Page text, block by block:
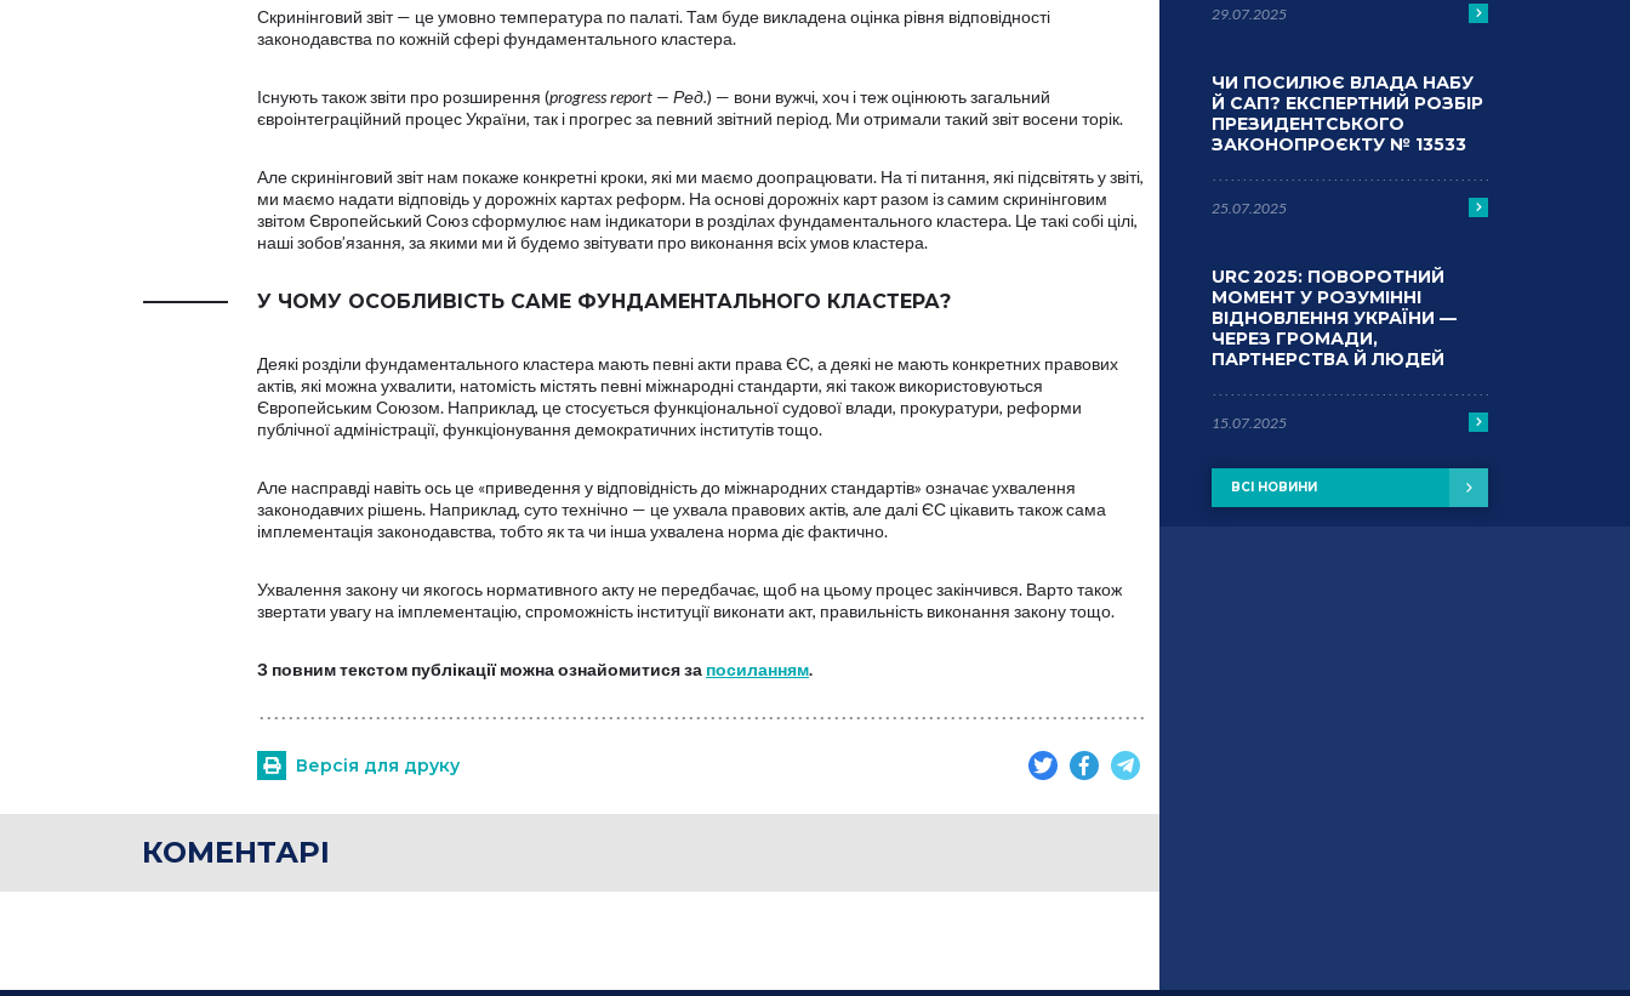
Скринінговий звіт — це умовно температура по палаті. Там буде викладена оцінка рівня відповідності
законодавства по кожній сфері фундаментального кластера.
Існують також звіти про розширення (progress report — Ред.) — вони вужчі, хоч і теж оцінюють загальний
євроінтеграційний процес України, так і прогрес за певний звітний період. Ми отримали такий звіт восени торік.
Але скринінговий звіт нам покаже конкретні кроки, які ми маємо доопрацювати. На ті питання, які підсвітять у звіті,
ми маємо надати відповідь у дорожніх картах реформ. На основі дорожніх карт разом із самим скринінговим
звітом Європейський Союз сформулює нам індикатори в розділах фундаментального кластера. Це такі собі цілі,
наші зобов’язання, за якими ми й будемо звітувати про виконання всіх умов кластера.
У ЧОМУ ОСОБЛИВІСТЬ САМЕ ФУНДАМЕНТАЛЬНОГО КЛАСТЕРА?
Деякі розділи фундаментального кластера мають певні акти права ЄС, а деякі не мають конкретних правових
актів, які можна ухвалити, натомість містять певні міжнародні стандарти, які також використовуються
Європейським Союзом. Наприклад, це стосується функціональної судової влади, прокуратури, реформи
публічної адміністрації, функціонування демократичних інститутів тощо.
Але насправді навіть ось це «приведення у відповідність до міжнародних стандартів» означає ухвалення
законодавчих рішень. Наприклад, суто технічно — це ухвала правових актів, але далі ЄС цікавить також сама
імплементація законодавства, тобто як та чи інша ухвалена норма діє фактично.
Ухвалення закону чи якогось нормативного акту не передбачає, щоб на цьому процес закінчився. Варто також
звертати увагу на імплементацію, спроможність інституції виконати акт, правильність виконання закону тощо.
З повним текстом публікації можна ознайомитися за посиланням.
Версія для друку
КОМЕНТАРІ
29.07.2025
ЧИ ПОСИЛЮЄ ВЛАДА НАБУ
Й САП? ЕКСПЕРТНИЙ РОЗБІР
ПРЕЗИДЕНТСЬКОГО
ЗАКОНОПРОЄКТУ № 13533
25.07.2025
URC 2025: ПОВОРОТНИЙ
МОМЕНТ У РОЗУМІННІ
ВІДНОВЛЕННЯ УКРАЇНИ —
ЧЕРЕЗ ГРОМАДИ,
ПАРТНЕРСТВА Й ЛЮДЕЙ
15.07.2025
ВСІ НОВИНИ